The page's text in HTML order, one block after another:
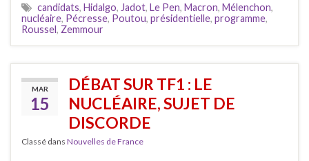
candidats, Hidalgo, Jadot, Le Pen, Macron, Mélenchon,
nucléaire, Pécresse, Poutou, présidentielle, programme,
Roussel, Zemmour
MAR
15
DÉBAT SUR TF1 : LE
NUCLÉAIRE, SUJET DE
DISCORDE
Classé dans Nouvelles de France